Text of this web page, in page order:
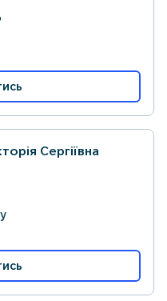
Сергіївна